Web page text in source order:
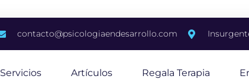
contacto@psicologiaendesarrollo.com
Servicios Artículos Regala Terapia